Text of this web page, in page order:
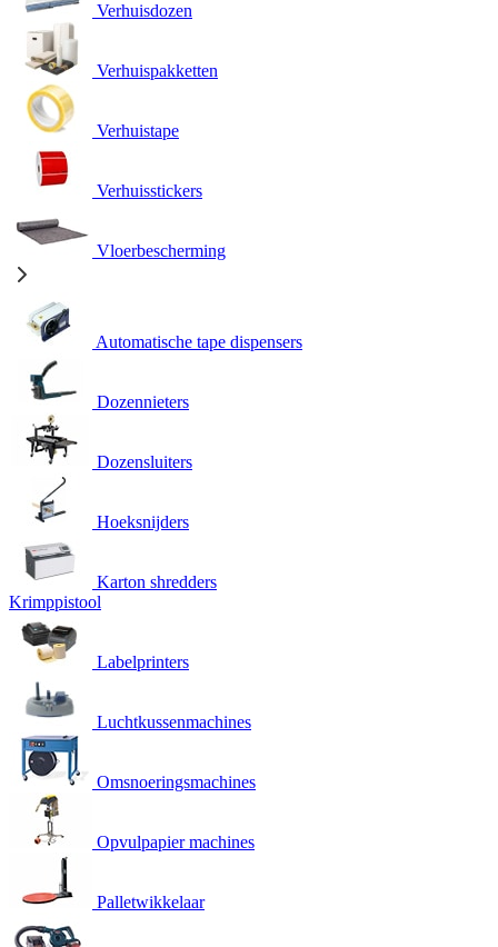
Verhuisdozen
Verhuispakketten
Verhuistape
Verhuisstickers
Vloerbescherming
Automatische tape dispensers
Dozennieters
Dozensluiters
Hoeksnijders
Karton shredders
Krimppistool
Labelprinters
Luchtkussenmachines
Omsnoeringsmachines
Opvulpapier machines
Palletwikkelaar